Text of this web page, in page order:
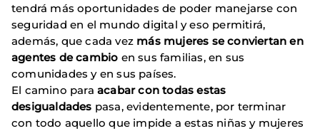
tendrá más oportunidades de poder manejarse con
seguridad en el mundo digital y eso permitirá,
además, que cada vez más mujeres se conviertan en
agentes de cambio en sus familias, en sus
comunidades y en sus países.
El camino para acabar con todas estas
desigualdades pasa, evidentemente, por terminar
con todo aquello que impide a estas niñas y mujeres